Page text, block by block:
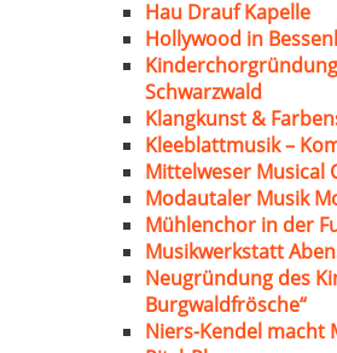
Hau Drauf Kapelle
Hollywood in
Schwarzwald
Klangkunst &
Kleeblattmusik –
Mittelweser Musical
Modautaler Musik
Mühlenchor in der
Musikwerkstatt
Neugründung des
Burgwaldfrösche“
Niers-Kendel macht